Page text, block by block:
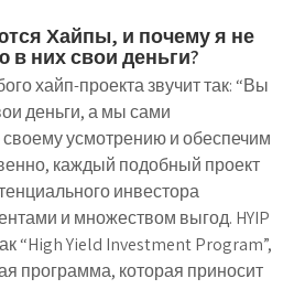
Хайпы, и почему я не
в них свои деньги?
хайп-проекта звучит так: “Вы
деньги, а мы сами
усмотрению и обеспечим
каждый подобный проект
инвестора
и множеством выгод. HYIP
“High Yield Investment Program”,
программа, которая приносит